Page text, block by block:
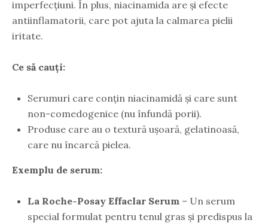
imperfecțiuni. În plus, niacinamida are și efecte
antiinflamatorii, care pot ajuta la calmarea pielii
iritate.
Ce să cauți:
Serumuri care conțin niacinamidă și care sunt
non-comedogenice (nu înfundă porii).
Produse care au o textură ușoară, gelatinoasă,
care nu încarcă pielea.
Exemplu de serum:
La Roche-Posay Effaclar Serum – Un serum
special formulat pentru tenul gras și predispus la